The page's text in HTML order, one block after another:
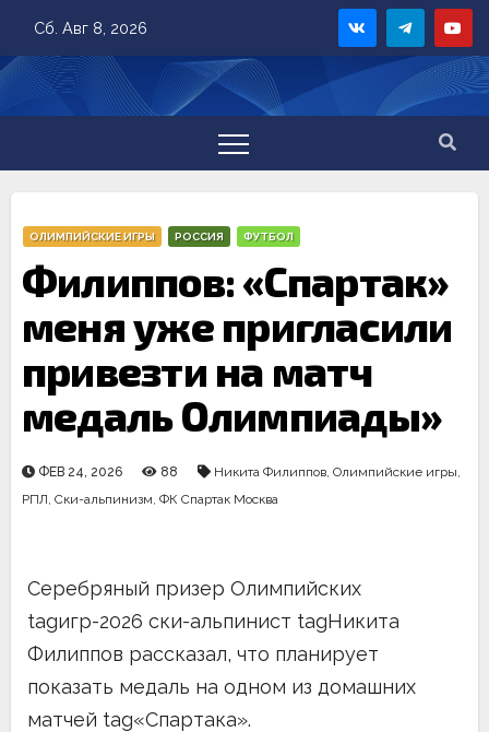
content
Сб. Авг 8, 2026
ОЛИМПИЙСКИЕ ИГРЫ РОССИЯ ФУТБОЛ
Филиппов: «Спартак»
меня уже пригласили
привезти на матч
медаль Олимпиады»
ФЕВ 24, 2026 88 Никита Филиппов, Олимпийские игры,
РПЛ, Ски-альпинизм, ФК Спартак Москва
Серебряный призер Олимпийских
tagигр-2026 ски-альпинист tagНикита
Филиппов рассказал, что планирует
показать медаль на одном из домашних
матчей tag«Спартака».